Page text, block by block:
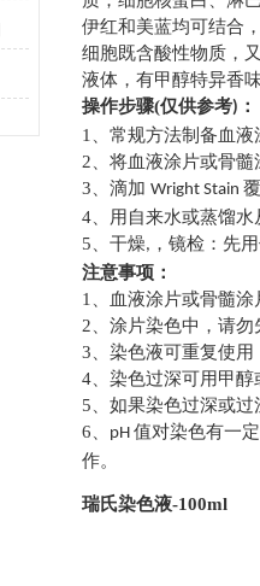
伊红和美蓝均可结合
细胞既含酸性物质，
液体，有甲醇特异香
操作步骤(仅供参考) ：
1
、常规方法制备血
2 、将血液涂片或骨
3 、滴加 Wright Stain
4 、用自来水或蒸馏
5 、干燥, ，镜检：先
注意事项：
1
、血液涂片或骨髓
2 、涂片染色中，请
3 、染色液可重复使
4 、染色过深可用甲
5 、如果染色过深或
6
pH 值对染色有一
作。
瑞氏染色液-100ml